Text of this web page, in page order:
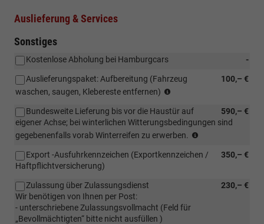
Auslieferung & Services
Sonstiges
-
Kostenlose Abholung bei Hamburgcars
100,– €
Auslieferungspaket: Aufbereitung (Fahrzeug
waschen, saugen, Klebereste entfernen)
590,– €
Bundesweite Lieferung bis vor die Haustür auf
eigener Achse; bei winterlichen Witterungsbedingungen sind
gegebenenfalls vorab Winterreifen zu erwerben.
bis
Haustür
350,– €
Export -Ausfuhrkennzeichen (Exportkennzeichen /
Haftpflichtversicherung)
230,– €
Zulassung über Zulassungsdienst
Wir benötigen von Ihnen per Post:
- unterschriebene Zulassungsvollmacht (Feld für
„Bevollmächtigten“ bitte nicht ausfüllen )